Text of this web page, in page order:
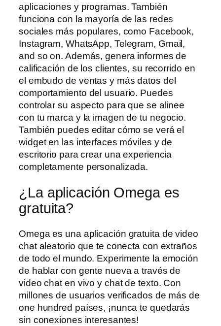
aplicaciones y programas. También
funciona con la mayoría de las redes
sociales más populares, como Facebook,
Instagram, WhatsApp, Telegram, Gmail,
and so on. Además, genera informes de
calificación de los clientes, su recorrido en
el embudo de ventas y más datos del
comportamiento del usuario. Puedes
controlar su aspecto para que se alinee
con tu marca y la imagen de tu negocio.
También puedes editar cómo se verá el
widget en las interfaces móviles y de
escritorio para crear una experiencia
completamente personalizada.
¿La aplicación Omega es
gratuita?
Omega es una aplicación gratuita de video
chat aleatorio que te conecta con extraños
de todo el mundo. Experimente la emoción
de hablar con gente nueva a través de
video chat en vivo y chat de texto. Con
millones de usuarios verificados de más de
one hundred países, ¡nunca te quedarás
sin conexiones interesantes!